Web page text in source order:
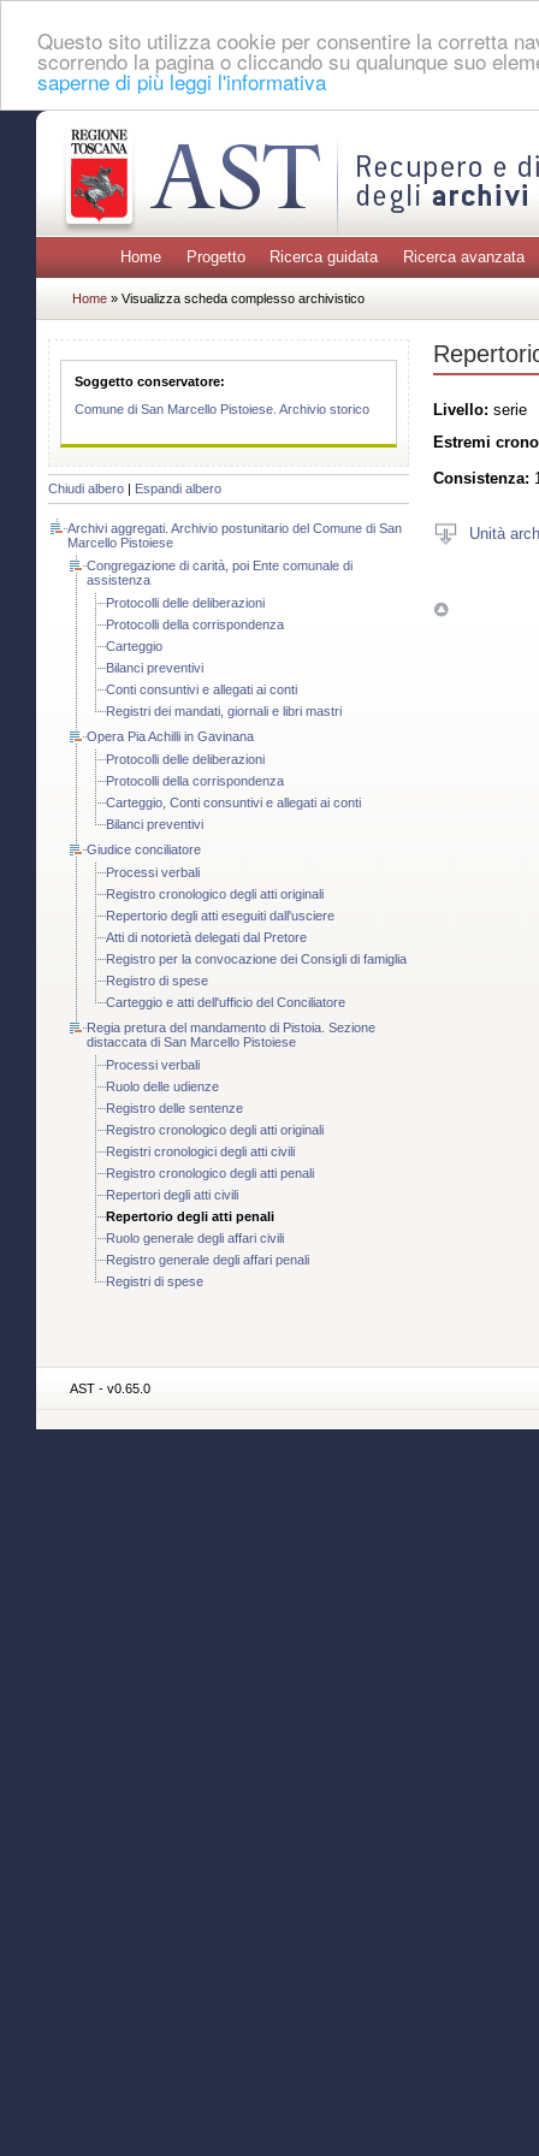
Questo sito utilizza cookie per consentire la corretta
scorrendo la pagina o cliccando su qualunque suo
saperne di più leggi l'informativa
Home Progetto Ricerca guidata Ricerca avanzata
Home » Visualizza scheda complesso archivistico
Soggetto conservatore:
Comune di San Marcello Pistoiese. Archivio storico
Chiudi albero Espandi albero
Archivi aggregati. Archivio postunitario del Comune di San
Marcello Pistoiese
Congregazione di carità, poi Ente comunale di
assistenza
Protocolli delle deliberazioni
Protocolli della corrispondenza
Carteggio
Bilanci preventivi
Conti consuntivi e allegati ai conti
Registri dei mandati, giornali e libri mastri
Opera Pia Achilli in Gavinana
Protocolli delle deliberazioni
Protocolli della corrispondenza
Carteggio, Conti consuntivi e allegati ai conti
Bilanci preventivi
Giudice conciliatore
Processi verbali
Registro cronologico degli atti originali
Repertorio degli atti eseguiti dall'usciere
Atti di notorietà delegati dal Pretore
Registro per la convocazione dei Consigli di famiglia
Registro di spese
Carteggio e atti dell'ufficio del Conciliatore
Regia pretura del mandamento di Pistoia. Sezione
distaccata di San Marcello Pistoiese
Processi verbali
Ruolo delle udienze
Registro delle sentenze
Registro cronologico degli atti originali
Registri cronologici degli atti civili
Registro cronologico degli atti penali
Repertori degli atti civili
Repertorio degli atti penali
Ruolo generale degli affari civili
Registro generale degli affari penali
Registri di spese
Livello: serie
Estremi
Consistenza:
Unità
AST - v0.65.0